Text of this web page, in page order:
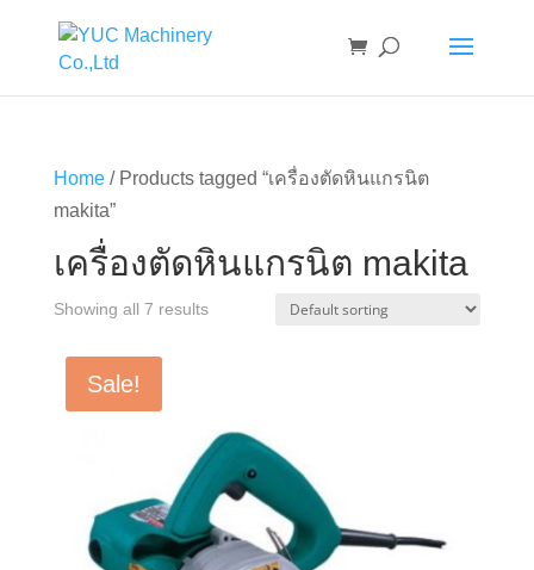
Home/ Products tagged “เครื่องตัดหินแกรนิต
makita”
เครื่องตัดหินแกรนิต makita
Showing all 7 results
Sale!